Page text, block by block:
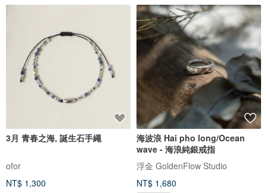
3月 青春之海, 誕生石手繩
ofor
NT$ 1,300
海波浪 Hai pho long/Ocean
wave - 海浪純銀戒指
浮金 GoldenFlow Studio
NT$ 1,680